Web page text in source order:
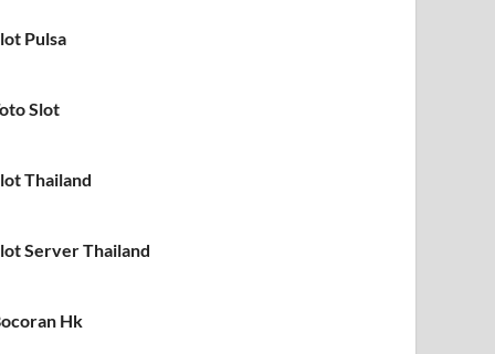
Pulsa
Slot
Thailand
Server Thailand
Hk